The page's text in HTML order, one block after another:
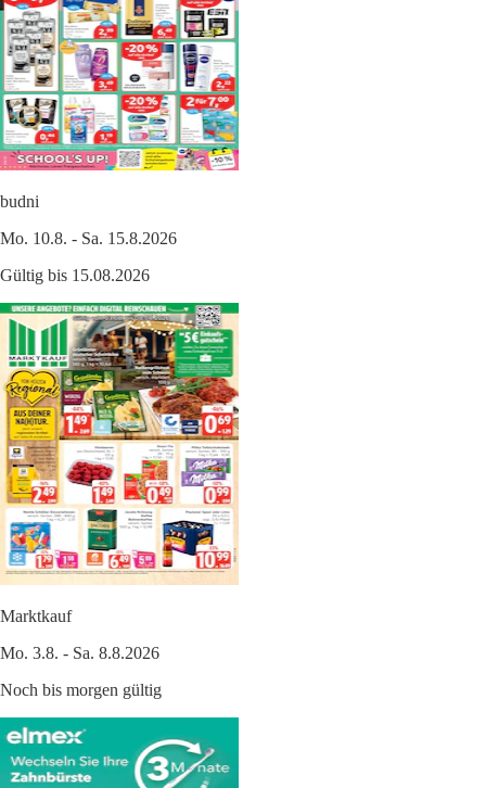
budni
Mo. 10.8. - Sa. 15.8.2026
Gültig bis 15.08.2026
Marktkauf
Mo. 3.8. - Sa. 8.8.2026
Noch bis morgen gültig